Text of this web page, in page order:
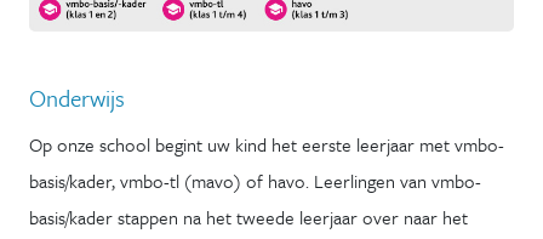
Onderwijs
Op onze school begint uw kind het eerste leerjaar met vmbo-
basis/kader, vmbo-tl (mavo) of havo. Leerlingen van vmbo-
basis/kader stappen na het tweede leerjaar over naar het